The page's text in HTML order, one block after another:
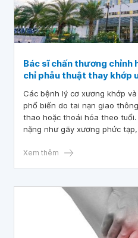
Bác sĩ chấn thương chỉnh
chỉ phẫu thuật thay khớp
Các bệnh lý cơ xương khớp
phổ biến do tai nạn giao
thao hoặc thoái hóa theo
nặng như gãy xương phức
cần đến các phương pháp can
Cần Thơ có chuyên môn cao,
là yếu tố quan trọng giúp
chính xác, điều trị an toàn và
Xem thêm